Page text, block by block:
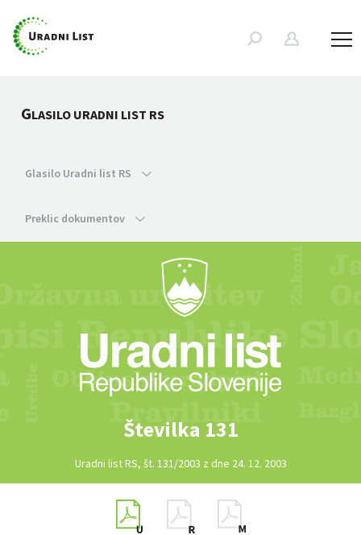
GLASILO URADNI LIST RS
Glasilo Uradni list RS
Preklic dokumentov
Številka 131
Uradni list RS, št. 131/2003 z dne 24. 12. 2003